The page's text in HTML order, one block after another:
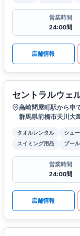
営業時間
24:00間
店舗情報
セントラルウェ
高崎問屋町駅から車
群馬県前橋市天川大
タオルレンタル シュ
スイミング用品
プール
営業時間
24:00間
店舗情報